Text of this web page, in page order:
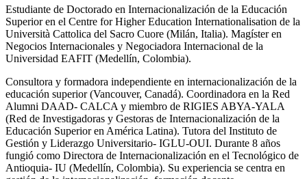
Estudiante de Doctorado en Internacionalización de la Educación
Superior en el Centre for Higher Education Internationalisation de la
Università Cattolica del Sacro Cuore (Milán, Italia). Magíster en
Negocios Internacionales y Negociadora Internacional de la
Universidad EAFIT (Medellín, Colombia).
Consultora y formadora independiente en internacionalización de la
educación superior (Vancouver, Canadá). Coordinadora en la Red
Alumni DAAD- CALCA y miembro de RIGIES ABYA-YALA
(Red de Investigadoras y Gestoras de Internacionalización de la
Educación Superior en América Latina). Tutora del Instituto de
Gestión y Liderazgo Universitario- IGLU-OUI. Durante 8 años
fungió como Directora de Internacionalización en el Tecnológico de
Antioquia- IU (Medellín, Colombia). Su experiencia se centra en